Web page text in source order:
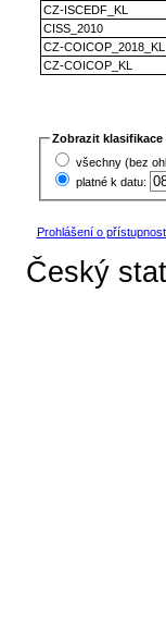
CZ-ISCEDF_KL
CISS_2010
CZ-COICOP_2018_KL
CZ-COICOP_KL
Zobrazit klasifikace
všechny (bez
platné k datu:
Prohlášení o
Český